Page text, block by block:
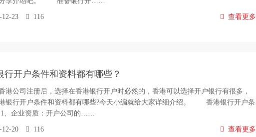
查看更多
12-23 116
行开户条件和资料都有哪些？
公司注册后，选择在香港银行开户时必然的，香港可以选择开户银行有很多，
银行开户条件和资料都有哪些?今天小编就给大家详细介绍。 香港银行开户条
业资质：开户公司的……
查看更多
12-20 116